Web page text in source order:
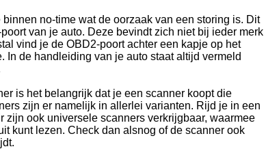
no-time wat de oorzaak van een storing is. Dit
van je auto. Deze bevindt zich niet bij ieder merk
vind je de OBD2-poort achter een kapje op het
In de handleiding van je auto staat altijd vermeld
is het belangrijk dat je een scanner koopt die
zijn er namelijk in allerlei varianten. Rijd je in een
zijn ook universele scanners verkrijgbaar, waarmee
kunt lezen. Check dan alsnog of de scanner ook